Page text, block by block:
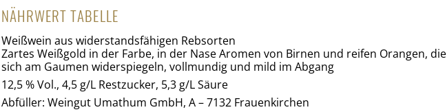
NÄHRWERT TABELLE
Weißwein aus widerstandsfähigen Rebsorten
Zartes Weißgold in der Farbe, in der Nase Aromen von Birnen und reifen Orangen, die
sich am Gaumen widerspiegeln, vollmundig und mild im Abgang
12,5 % Vol., 4,5 g/L Restzucker, 5,3 g/L Säure
Abfüller: Weingut Umathum GmbH, A – 7132 Frauenkirchen